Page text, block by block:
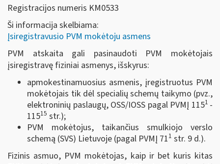
Registracijos numeris KM0533
Ši informacija skelbiama:
Įsiregistravusio PVM mokėtoju asmens
PVM atskaita gali pasinaudoti PVM mokėtojais
įsiregistravę fiziniai asmenys, išskyrus:
apmokestinamuosius asmenis, įregistruotus PVM
mokėtojais tik dėl specialių schemų taikymo (pvz.,
elektroninių paslaugų, OSS/IOSS pagal PVMĮ 1151 -
11515 str.);
PVM mokėtojus, taikančius smulkiojo verslo
schemą (SVS) Lietuvoje (pagal PVMĮ 711 str. 9 d.).
Fizinis asmuo, PVM mokėtojas, kaip ir bet kuris kitas